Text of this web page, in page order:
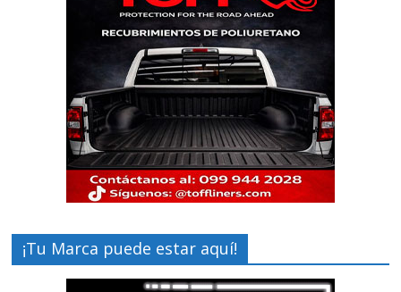
¡Tu Marca puede estar aquí!